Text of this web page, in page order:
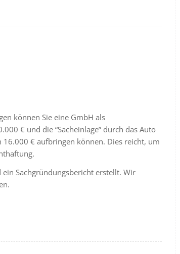
können Sie eine GmbH als
€ und die “Sacheinlage” durch das Auto
€ aufbringen können. Dies reicht, um
Sachgründungsbericht erstellt. Wir